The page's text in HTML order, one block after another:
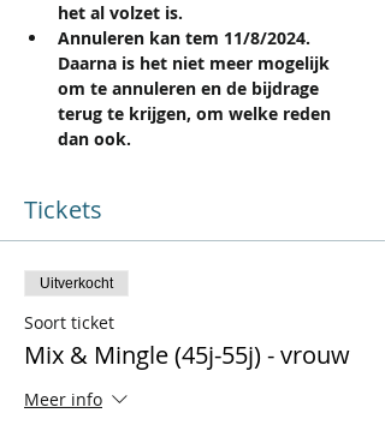
het al volzet is.
Annuleren kan tem 11/8/2024.
Daarna is het niet meer mogelijk
om te annuleren en de bijdrage
terug te krijgen, om welke reden
dan ook.
Tickets
Uitverkocht
Soort ticket
Mix & Mingle (45j-55j) - vrouw
Meer info